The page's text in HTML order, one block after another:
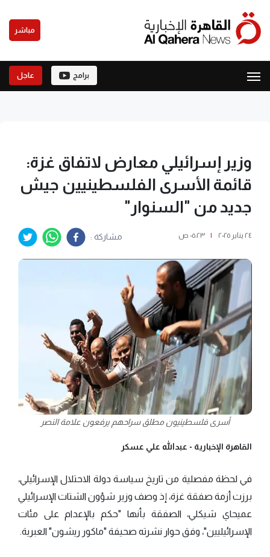
مباشر
برامج عاجل
وزير إسرائيلي معارض لاتفاق غزة:
قائمة الأسرى الفلسطينيين جيش
جديد من "السنوار"
٢٤ يناير ٢٠٢٥ | ٠٥:٢٣ ص مشاركة :
أسرى فلسطينيون مطلق سراحهم يرفعون علامة النصر
القاهرة الإخبارية - عبدالله علي عسكر
في لحظة مفصلية من تاريخ سياسة دولة الاحتلال الإسرائيلي،
برزت أزمة صفقة غزة، إذ وصف وزير شؤون الشتات الإسرائيلي
عميحاي شيكلي، الصفقة بأنها "حكم بالإعدام على مئات
الإسرائيليين"، وفق حوار نشرته صحيفة "ماكور ريشون" العبرية.